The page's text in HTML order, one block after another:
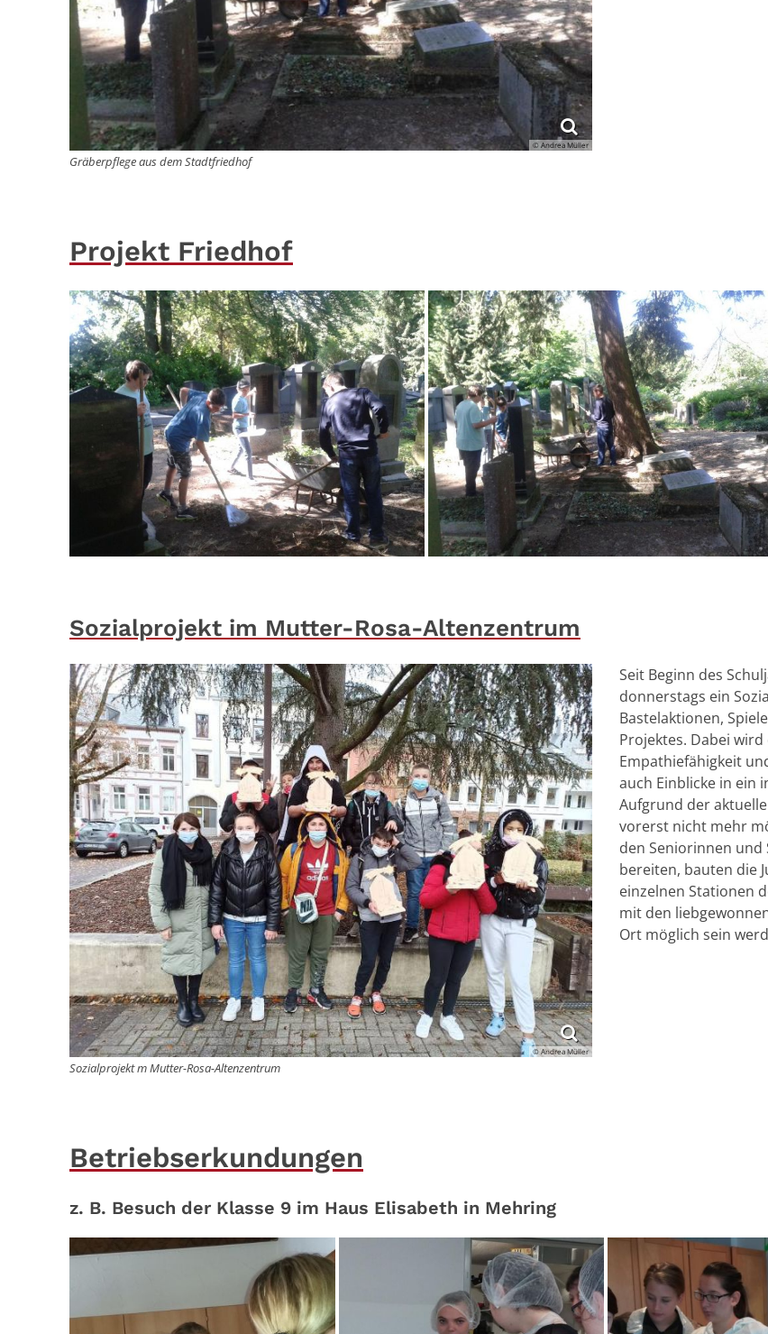
© Andrea Müller
Gräberpflege aus dem Stadtfriedhof
Projekt Friedhof
Sozialprojekt im Mutter-Rosa-Altenzentrum
© Andrea Müller
Sozialprojekt m Mutter-Rosa-Altenzentrum
Seit Beginn des
donnerstags ein
Bastelaktionen,
Projektes. Dabei
Empathiefähigkeit
auch Einblicke in ein
Aufgrund der
vorerst nicht mehr
den Seniorinnen und
bereiten, bauten die
einzelnen Stationen
mit den
Ort möglich sein
Betriebserkundungen
z. B. Besuch der Klasse 9 im Haus Elisabeth in Mehring